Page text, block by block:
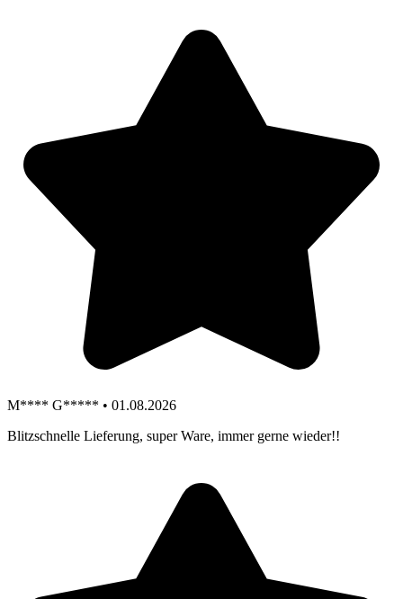
M**** G***** • 01.08.2026
Blitzschnelle Lieferung, super Ware, immer gerne wieder!!